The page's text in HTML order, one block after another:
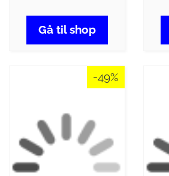
Gå til shop
-49%